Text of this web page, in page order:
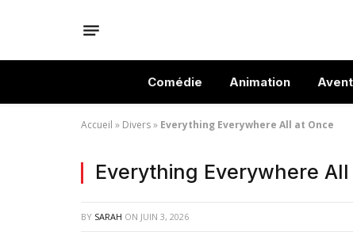
Comédie Animation
Accueil » Divers» Everything Everywhere All at Once
Everything Everywhere
BY SARAH ON JUIN 3, 2026